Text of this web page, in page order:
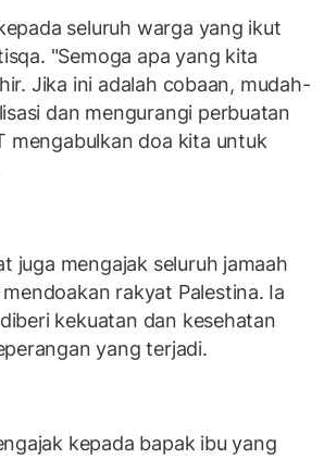
seluruh warga yang ikut
"Semoga apa yang kita
Jika ini adalah cobaan, mudah-
dan mengurangi perbuatan
mengabulkan doa kita untuk
juga mengajak seluruh jamaah
rakyat Palestina. Ia
kekuatan dan kesehatan
yang terjadi.
kepada bapak ibu yang